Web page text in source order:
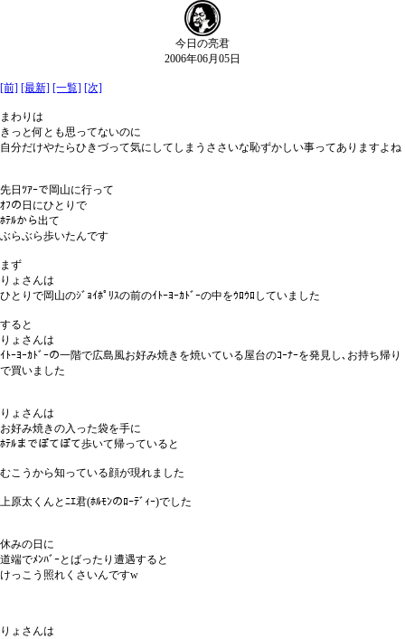
今日の亮君
2006年06月05日
[前] [最新] [一覧] [次]
まわりは
きっと何とも思ってないのに
自分だけやたらひきづって気にしてしまうささいな恥ずかしい事ってありますよね
先日ﾂｱｰで岡山に行って
ｵﾌの日にひとりで
ﾎﾃﾙから出て
ぶらぶら歩いたんです
まず
りょさんは
ひとりで岡山のｼﾞｮｲﾎﾟﾘｽの前のｲﾄｰﾖｰｶﾄﾞｰの中をｳﾛｳﾛしていました
すると
りょさんは
ｲﾄｰﾖｰｶﾄﾞｰの一階で広島風お好み焼きを焼いている屋台のｺｰﾅｰを発見し､お持ち帰り
で買いました
りょさんは
お好み焼きの入った袋を手に
ﾎﾃﾙまでぽてぽて歩いて帰っていると
むこうから知っている顔が現れました
上原太くんとﾆｴ君(ﾎﾙﾓﾝのﾛｰﾃﾞｨｰ)でした
休みの日に
道端でﾒﾝﾊﾞｰとばったり遭遇すると
けっこう照れくさいんですw
りょさんは